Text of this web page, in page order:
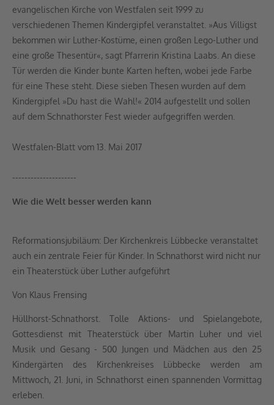
evangelischen Kirche von Westfalen seit 1999 zu
verschiedenen Themen Kindergipfel veranstaltet. »Aus Villigst
bekommen wir Luther-Kostüme, einen großen Lego-Luther und
eine große Thesentür«, sagt Pfarrerin Kristina Laabs. An diese
Tür werden die Kinder bunte Karten heften, wobei jede Farbe
für eine These steht. Diese sieben Thesen wurden auf dem
Kindergipfel »Du hast die Wahl!« 2014 aufgestellt und sollen
auf dem Schnathorster Fest wieder aufgegriffen werden.
Westfalen-Blatt vom 13. Mai 2017
---------------------
Wie die Welt besser werden kann
Reformationsjubiläum: Der Kirchenkreis Lübbecke veranstaltet
auch ein zentrale Feier für Kinder. In Schnathorst wird nicht nur
ein Theaterstück über Luther aufgeführt
Von Klaus Frensing
Hüllhorst-Schnathorst. Tolle Aktions- und Spielangebote,
Gottesdienst mit Theaterstück über Martin Luher und viel
Musik und Gesang - 500 Jungen und Mädchen aus den 25
Kindergärten des Kirchenkreises Lübbecke werden am
Mittwoch, 21. Juni, in Schnathorst einen spannenden Vormittag
erleben.